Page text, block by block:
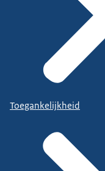
Toegankelijkheid